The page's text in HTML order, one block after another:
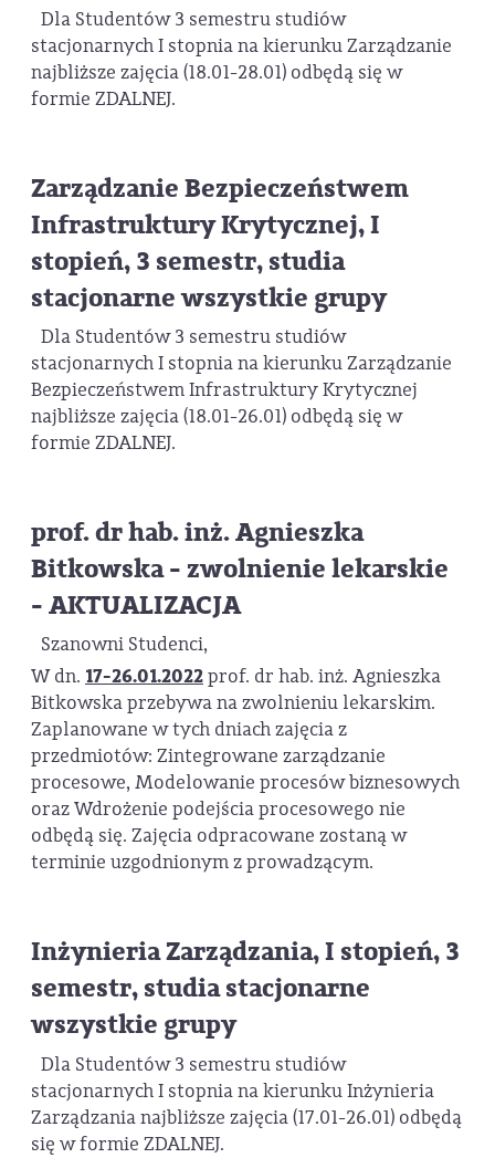
Dla Studentów 3 semestru studiów
stacjonarnych I stopnia na kierunku Zarządzanie
najbliższe zajęcia (18.01-28.01) odbędą się w
formie ZDALNEJ.
Zarządzanie Bezpieczeństwem
Infrastruktury Krytycznej, I
stopień, 3 semestr, studia
stacjonarne wszystkie grupy
Dla Studentów 3 semestru studiów
stacjonarnych I stopnia na kierunku Zarządzanie
Bezpieczeństwem Infrastruktury Krytycznej
najbliższe zajęcia (18.01-26.01) odbędą się w
formie ZDALNEJ.
prof. dr hab. inż. Agnieszka
Bitkowska - zwolnienie lekarskie
- AKTUALIZACJA
Szanowni Studenci,
W dn. 17-26.01.2022prof. dr hab. inż. Agnieszka
Bitkowska przebywa na zwolnieniu lekarskim.
Zaplanowane w tych dniach zajęcia z
przedmiotów: Zintegrowane zarządzanie
procesowe, Modelowanie procesów biznesowych
oraz Wdrożenie podejścia procesowego nie
odbędą się. Zajęcia odpracowane zostaną w
terminie uzgodnionym z prowadzącym.
Inżynieria Zarządzania, I stopień, 3
semestr, studia stacjonarne
wszystkie grupy
Dla Studentów 3 semestru studiów
stacjonarnych I stopnia na kierunku Inżynieria
Zarządzania najbliższe zajęcia (17.01-26.01) odbędą
się w formie ZDALNEJ.